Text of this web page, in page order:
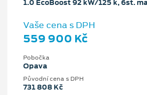
1.0 EcoBoost 92 kW/125 k, 6st.
Vaše cena s DPH
559 900 Kč
Pobočka
Opava
Původní cena s DPH
731 808 Kč